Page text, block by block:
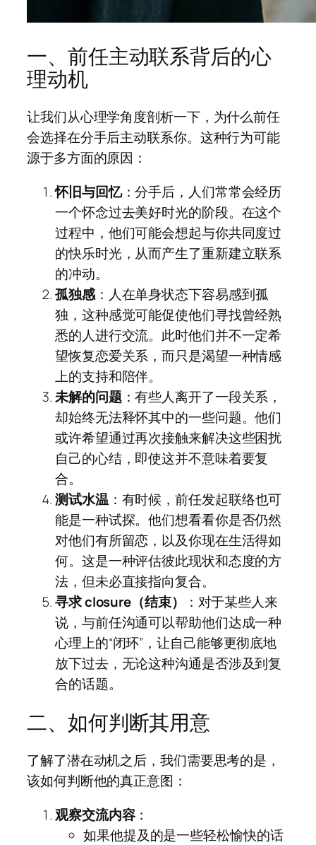
一、前任主动联系背后的心
理动机
让我们从心理学角度剖析一下，为什么前任
会选择在分手后主动联系你。这种行为可能
源于多方面的原因：
怀旧与回忆：分手后，人们常常会经历
一个怀念过去美好时光的阶段。在这个
过程中，他们可能会想起与你共同度过
的快乐时光，从而产生了重新建立联系
的冲动。
孤独感：人在单身状态下容易感到孤
独，这种感觉可能促使他们寻找曾经熟
悉的人进行交流。此时他们并不一定希
望恢复恋爱关系，而只是渴望一种情感
上的支持和陪伴。
未解的问题：有些人离开了一段关系，
却始终无法释怀其中的一些问题。他们
或许希望通过再次接触来解决这些困扰
自己的心结，即使这并不意味着要复
合。
测试水温：有时候，前任发起联络也可
能是一种试探。他们想看看你是否仍然
对他们有所留恋，以及你现在生活得如
何。这是一种评估彼此现状和态度的方
法，但未必直接指向复合。
寻求 closure（结束）
：对于某些人来
说，与前任沟通可以帮助他们达成一种
心理上的“闭环”，让自己能够更彻底地
放下过去，无论这种沟通是否涉及到复
合的话题。
二、如何判断其用意
了解了潜在动机之后，我们需要思考的是，
该如何判断他的真正意图：
观察交流内容：
如果他提及的是一些轻松愉快的话